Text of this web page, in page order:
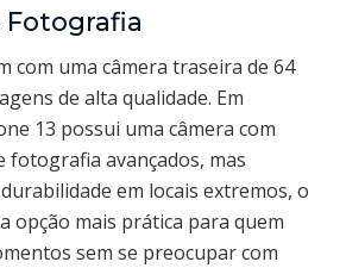
Fotografia
com uma câmera traseira de 64
de alta qualidade. Em
13 possui uma câmera com
fotografia avançados, mas
em locais extremos, o
opção mais prática para quem
sem se preocupar com